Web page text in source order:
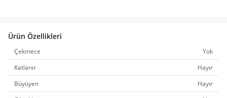
Ürün Özellikleri
Çekmece
Yok
Katlanır
Hayır
Büyüyen
Hayır